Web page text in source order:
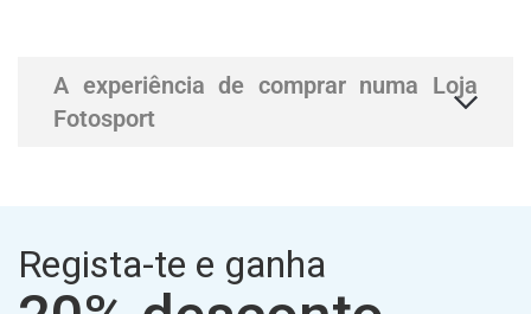
A experiência de comprar numa Loja
Fotosport
Regista-te e ganha